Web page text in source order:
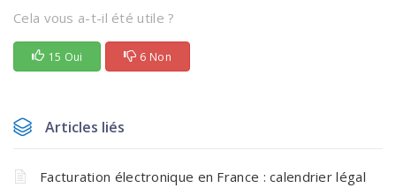
Cela vous a-t-il été utile ?
15 Oui 6 Non
Articles liés
Facturation électronique en France : calendrier légal